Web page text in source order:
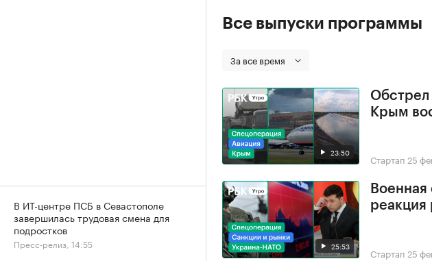
Все выпуски программы
За все время
23:50
Крым
Стартап 25
25:53 Стартап 25
В ИТ-центре ПСБ в Севастополе
завершилась трудовая смена для
подростков
Пресс-релиз, 14:55